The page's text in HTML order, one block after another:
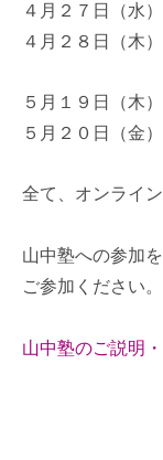
４月２７日（水
４月２８日（木
５月１９日（木
５月２０日（金
全て、オンライン
山中塾への参加
ご参加ください。
山中塾のご説明